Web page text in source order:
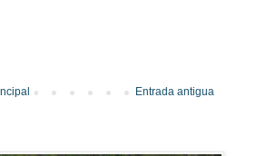
Entrada antigua